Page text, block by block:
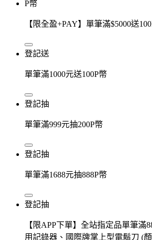
P幣
【限全盈+PAY】單筆滿$5000送
登記送
單筆滿1000元送100P幣
登記抽
單筆滿999元抽200P幣
登記抽
單筆滿1688元抽888P幣
登記抽
【限APP下單】全站指定品單筆滿
用記錄器、國際牌掌上型電鬍刀 (